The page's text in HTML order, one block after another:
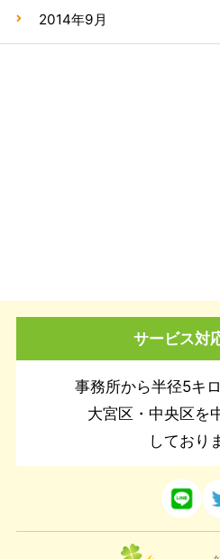
2014年9月
サービス対
事務所から半径5キ
大宮区・中央区を
しており